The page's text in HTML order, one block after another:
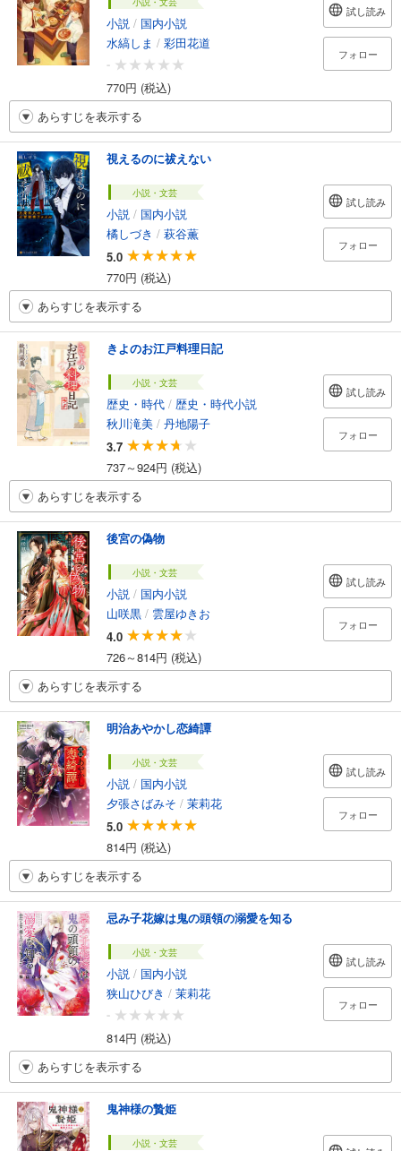
小説 / 国内小説
水縞しま / 彩田花道
-
770円 (税込)
試し読み
フォロー
あらすじを表示する
視えるのに祓えない
小説・文芸
小説 / 国内小説
橘しづき / 萩谷薫
5.0
770円 (税込)
試し読み
フォロー
あらすじを表示する
きよのお江戸料理日記
小説・文芸
歴史・時代 / 歴史・時代小説
秋川滝美 / 丹地陽子
3.7
737～924円 (税込)
試し読み
フォロー
あらすじを表示する
後宮の偽物
小説・文芸
小説 / 国内小説
山咲黒 / 雲屋ゆきお
4.0
726～814円 (税込)
試し読み
フォロー
あらすじを表示する
明治あやかし恋綺譚
小説・文芸
小説 / 国内小説
夕張さばみそ / 茉莉花
5.0
814円 (税込)
試し読み
フォロー
あらすじを表示する
忌み子花嫁は鬼の頭領の溺愛を知る
小説・文芸
小説 / 国内小説
狭山ひびき / 茉莉花
-
814円 (税込)
試し読み
フォロー
あらすじを表示する
鬼神様の贄姫
小説・文芸